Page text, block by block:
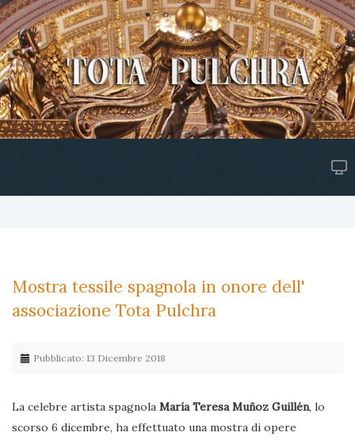
Mostra tessile spagnola in onore dell'
associazione Tota Pulchra
Pubblicato: 13 Dicembre 2018
La celebre artista spagnola María Teresa Muñoz Guillén, lo
scorso 6 dicembre, ha effettuato una mostra di opere